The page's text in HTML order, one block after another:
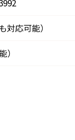
対応可能）
）